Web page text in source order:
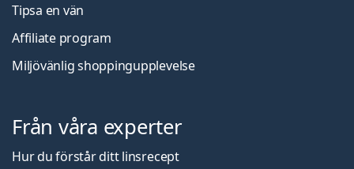
Tipsa en vän
Affiliate program
Miljövänlig shoppingupplevelse
Från våra experter
Hur du förstår ditt linsrecept